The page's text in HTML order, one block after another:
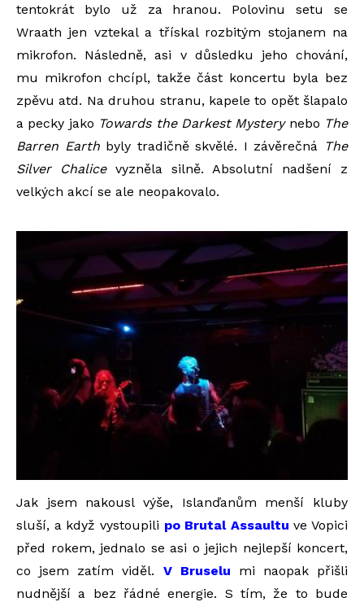
tentokrát bylo už za hranou. Polovinu setu se
Wraath jen vztekal a třískal rozbitým stojanem na
mikrofon. Následně, asi v důsledku jeho chování,
mu mikrofon chcípl, takže část koncertu byla bez
zpěvu atd. Na druhou stranu, kapele to opět šlapalo
a pecky jako Towards the Darkest Mysterynebo The
Barren Earth byly tradičně skvělé. I závěrečná The
Silver Chalicevyzněla silně. Absolutní nadšení z
velkých akcí se ale neopakovalo.
Jak jsem nakousl výše, Islanďanům menší kluby
sluší, a když vystoupili po Brutal Assaultu ve Vopici
před rokem, jednalo se asi o jejich nejlepší koncert,
co jsem zatím viděl. V Bruselu mi naopak přišli
nudnější a bez řádné energie. S tím, že to bude